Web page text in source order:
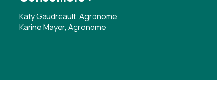
Katy Gaudreault, Agronome
Karine Mayer, Agronome